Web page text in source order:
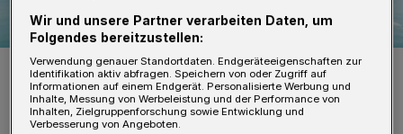
Das Gruppenfoto in der 19. Etage des Sparkassen-Turms.
Foto: Sandra Alex
Wir und unsere Partner verarbeiten Daten, um
Folgendes bereitzustellen:
Verwendung genauer Standortdaten. Endgeräteeigenschaften zur
Identifikation aktiv abfragen. Speichern von oder Zugriff auf
Informationen auf einem Endgerät. Personalisierte Werbung und
Inhalte, Messung von Werbeleistung und der Performance von
Inhalten, Zielgruppenforschung sowie Entwicklung und
Verbesserung von Angeboten.